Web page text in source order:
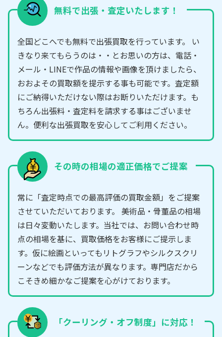
無料で出張・査定いたします！
全国どこへでも無料で出張買取を行っています。 い
きなり来てもらうのは・・とお思いの方は、電話・
メール・LINEで作品の情報や画像を頂けましたら、
おおよその買取額を提示する事も可能です。査定額
にご納得いただけない際はお断りいただけます。も
ちろん出張料・査定料を請求する事はございませ
ん。便利な出張買取を安心してご利用ください。
その時の相場の適正価格でご提案
常に「査定時点での最高評価の買取金額」をご提案
させていただいております。 美術品・骨董品の相場
は日々変動いたします。当社では、お問い合わせ時
点の相場を基に、買取価格をお客様にご提示しま
す。仮に絵画といってもリトグラフやシルクスクリ
ーンなどでも評価方法が異なります。専門店だから
こそきめ細かなご提案を心がけております。
「クーリング・オフ制度」に対応！